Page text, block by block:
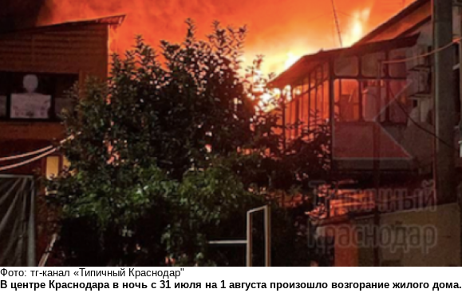
Фото: тг-канал «Типичный Краснодар"
В центре Краснодара в ночь с 31 июля на 1 августа произошло возгорание жилого дома.